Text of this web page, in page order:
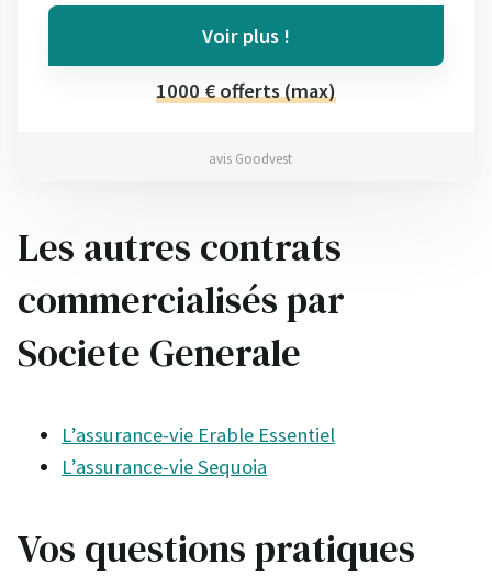
Voir plus !
1000 € offerts (max)
avis Goodvest
Les autres contrats
commercialisés par
Societe Generale
L’assurance-vie Erable Essentiel
L’assurance-vie Sequoia
Vos questions pratiques